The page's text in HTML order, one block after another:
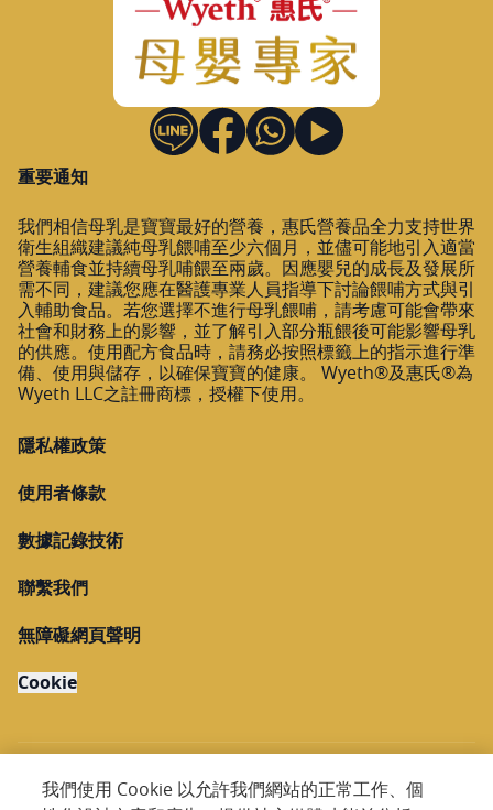
重要通知
我們相信母乳是寶寶最好的營養，惠氏營養品全力支持世界
衛生組織建議純母乳餵哺至少六個月，並儘可能地引入適當
營養輔食並持續母乳哺餵至兩歲。因應嬰兒的成長及發展所
需不同，建議您應在醫護專業人員指導下討論餵哺方式與引
入輔助食品。若您選擇不進行母乳餵哺，請考慮可能會帶來
社會和財務上的影響，並了解引入部分瓶餵後可能影響母乳
的供應。使用配方食品時，請務必按照標籤上的指示進行準
備、使用與儲存，以確保寶寶的健康。 Wyeth®及惠氏®為
Wyeth LLC之註冊商標，授權下使用。
隱私權政策
使用者條款
數據記錄技術
聯繫我們
無障礙網頁聲明
Cookie
我們使用 Cookie 以允許我們網站的正常工作、個